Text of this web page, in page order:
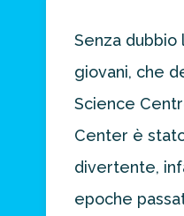
Ottieni un
personalizzato
prossima
Senza
giovani, che
Science
Center è
divertente,
epoche